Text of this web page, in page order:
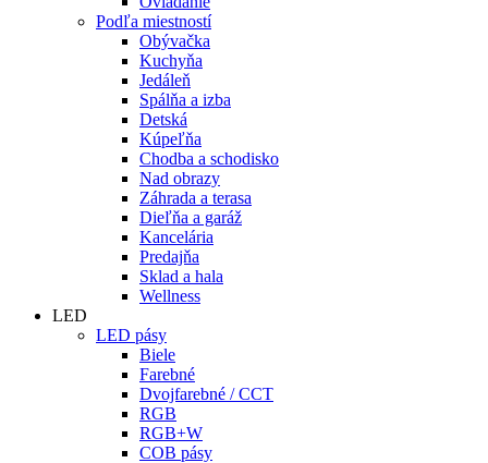
Podľa miestností
Obývačka
Kuchyňa
Jedáleň
Spálňa a izba
Detská
Kúpeľňa
Chodba a schodisko
Nad obrazy
Záhrada a terasa
Dieľňa a garáž
Kancelária
Predajňa
Sklad a hala
Wellness
LED
LED pásy
Biele
Farebné
Dvojfarebné / CCT
RGB
RGB+W
COB pásy